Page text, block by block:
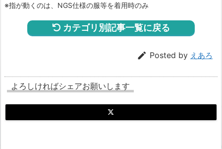
※指が動くのは、NGS仕様の服等を着用時のみ
カテゴリ別記事一覧に戻る
 Posted by えあろ
よろしければシェアお願いします